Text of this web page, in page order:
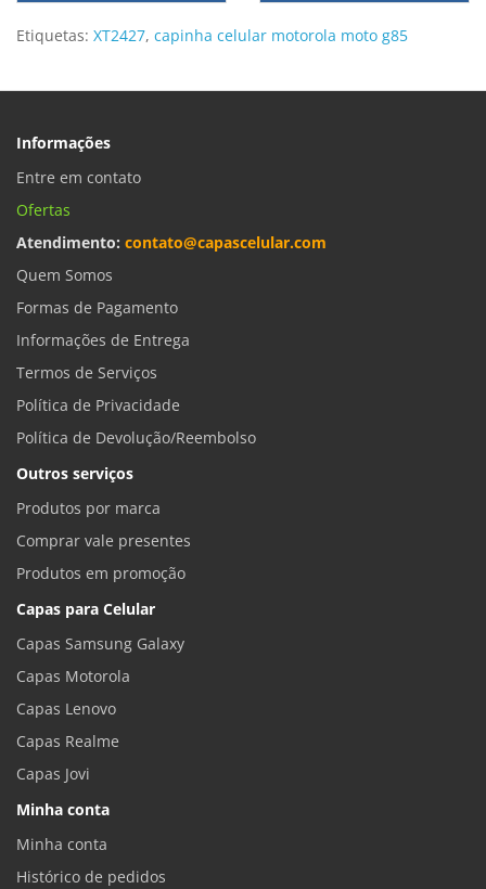
Etiquetas: XT2427, capinha celular motorola moto g85
Informações
Entre em contato
Ofertas
Atendimento: contato@capascelular.com
Quem Somos
Formas de Pagamento
Informações de Entrega
Termos de Serviços
Política de Privacidade
Política de Devolução/Reembolso
Outros serviços
Produtos por marca
Comprar vale presentes
Produtos em promoção
Capas para Celular
Capas Samsung Galaxy
Capas Motorola
Capas Lenovo
Capas Realme
Capas Jovi
Minha conta
Minha conta
Histórico de pedidos